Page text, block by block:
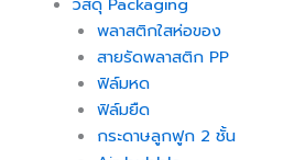
พลาสติกใสห่อของ
สายรัดพลาสติก PP
ฟิล์มหด
ฟิล์มยืด
กระดาษลูกฟูก 2 ชั้น